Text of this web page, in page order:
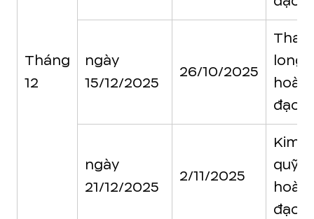
Tháng
12
ngày
15/12/2025
26/10/2025
long
đạo
ngày
21/12/2025
2/11/2025
Kim
quỹ
đạo